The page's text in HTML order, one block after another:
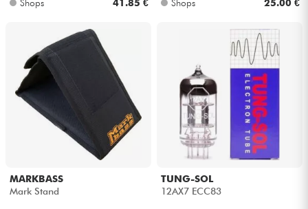
Shops
41.85 €
Shops
25.00 €
MARKBASS
Mark Stand
TUNG-SOL
12AX7 ECC83